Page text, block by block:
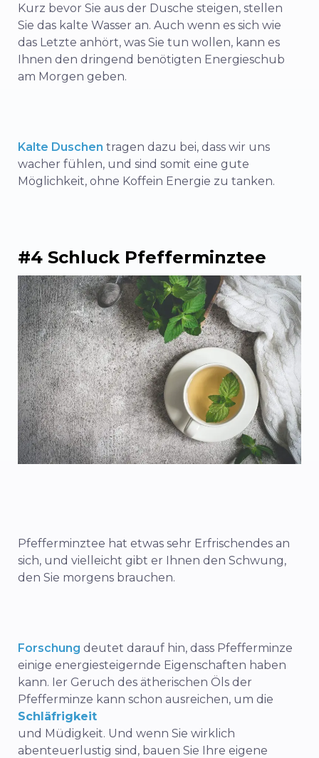
Kurz bevor Sie aus der Dusche steigen, stellen
Sie das kalte Wasser an. Auch wenn es sich wie
das Letzte anhört, was Sie tun wollen, kann es
Ihnen den dringend benötigten Energieschub
am Morgen geben.
Kalte Duschen tragen dazu bei, dass wir uns
wacher fühlen, und sind somit eine gute
Möglichkeit, ohne Koffein Energie zu tanken.
#4 Schluck Pfefferminztee
Pfefferminztee hat etwas sehr Erfrischendes an
sich, und vielleicht gibt er Ihnen den Schwung,
den Sie morgens brauchen.
Forschung deutet darauf hin, dass Pfefferminze
einige energiesteigernde Eigenschaften haben
kann. Ier Geruch des ätherischen Öls der
Pfefferminze kann schon ausreichen, um die
Schläfrigkeit
und Müdigkeit. Und wenn Sie wirklich
abenteuerlustig sind, bauen Sie Ihre eigene